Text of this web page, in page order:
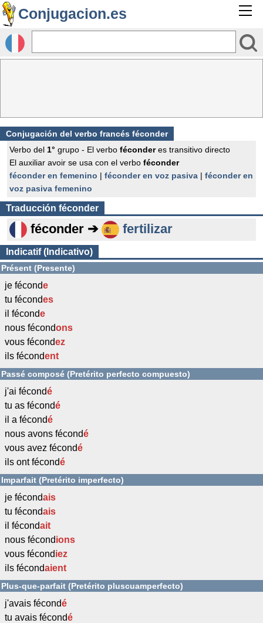
Conjugacion.es
Conjugación del verbo francés féconder
Verbo del 1° grupo - El verbo féconderes transitivo directo
El auxiliar avoir se usa con el verbo féconder
féconder en femenino | féconder en voz pasiva | féconder en
voz pasiva femenino
Traducción féconder
féconder ➔ fertilizar
Indicatif (Indicativo)
Présent (Presente)
je féconde
tu fécondes
il féconde
nous fécondons
vous fécondez
ils fécondent
Passé composé (Pretérito perfecto compuesto)
j'ai fécondé
tu as fécondé
il a fécondé
nous avons fécondé
vous avez fécondé
ils ont fécondé
Imparfait (Pretérito imperfecto)
je fécondais
tu fécondais
il fécondait
nous fécondions
vous fécondiez
ils fécondaient
Plus-que-parfait (Pretérito pluscuamperfecto)
j'avais fécondé
tu avais fécondé